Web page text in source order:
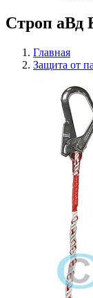
Строп аВд
Главная
Защита от